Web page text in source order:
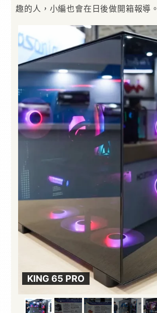
趣的人，小編也會在日後做開箱報導。
KING 65 PRO